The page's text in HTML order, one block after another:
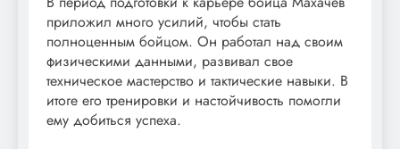
приложил много усилий, чтобы стать
полноценным бойцом. Он работал над своим
физическими данными, развивал свое
техническое мастерство и тактические навыки. В
итоге его тренировки и настойчивость помогли
ему добиться успеха.